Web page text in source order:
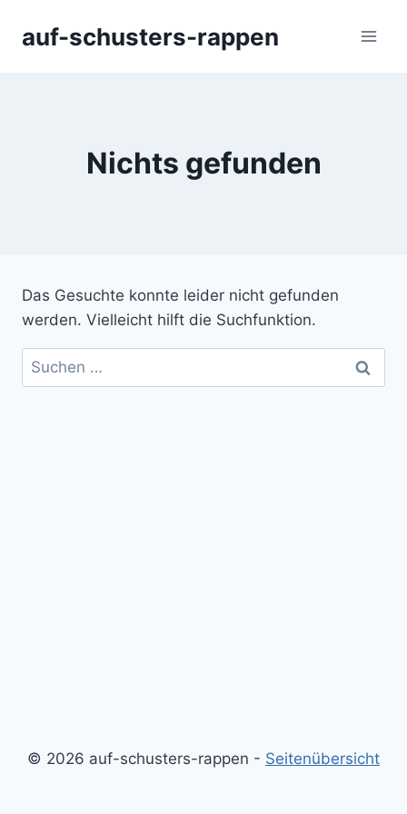
Inhaltauf-schusters-rappen
Nichts gefunden
Das Gesuchte konnte leider nicht gefunden
werden. Vielleicht hilft die Suchfunktion.
Suchen
nach:
© 2026 auf-schusters-rappen - Seitenübersicht